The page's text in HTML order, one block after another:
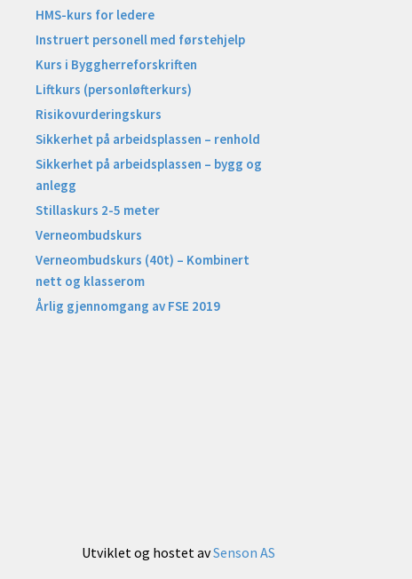
HMS-kurs for ledere
Instruert personell med førstehjelp
Kurs i Byggherreforskriften
Liftkurs (personløfterkurs)
Risikovurderingskurs
Sikkerhet på arbeidsplassen – renhold
Sikkerhet på arbeidsplassen – bygg og
anlegg
Stillaskurs 2-5 meter
Verneombudskurs
Verneombudskurs (40t) – Kombinert
nett og klasserom
Årlig gjennomgang av FSE 2019
Utviklet og hostet avSenson AS